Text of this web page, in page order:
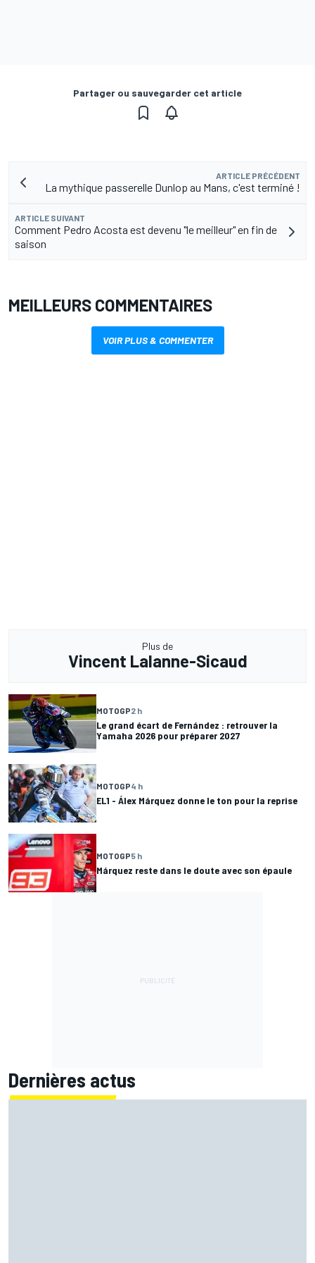
Partager ou sauvegarder cet article
ARTICLE PRÉCÉDENT
La mythique passerelle Dunlop au Mans, c'est terminé !
ARTICLE SUIVANT
Comment Pedro Acosta est devenu "le meilleur" en fin de
saison
MEILLEURS COMMENTAIRES
VOIR PLUS & COMMENTER
Plus de
Vincent Lalanne-Sicaud
MOTOGP2 h
Le grand écart de Fernández : retrouver la
Yamaha 2026 pour préparer 2027
MOTOGP4 h
EL1 - Álex Márquez donne le ton pour la reprise
MOTOGP5 h
Márquez reste dans le doute avec son épaule
Dernières actus